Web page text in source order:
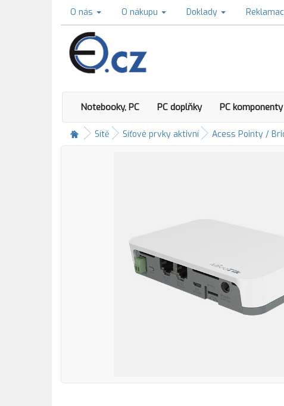
O nás O nákupu Doklady
Notebooky, PC PC doplňky PC komponenty
Sítě Síťové prvky aktivní Acess Pointy /